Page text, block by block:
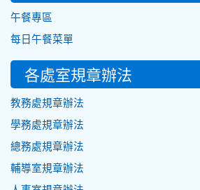
午餐專區
每日午餐菜單
各處室規章辦法
教務處規章辦法
學務處規章辦法
總務處規章辦法
輔導室規章辦法